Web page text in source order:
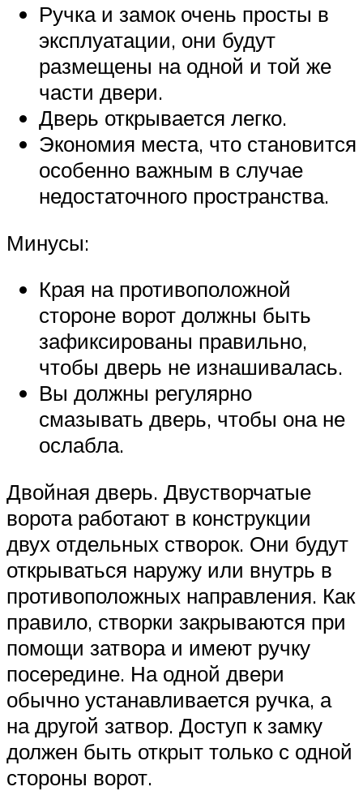
Ручка и замок очень просты в
эксплуатации, они будут
размещены на одной и той же
части двери.
Дверь открывается легко.
Экономия места, что становится
особенно важным в случае
недостаточного пространства.
Минусы:
Края на противоположной
стороне ворот должны быть
зафиксированы правильно,
чтобы дверь не изнашивалась.
Вы должны регулярно
смазывать дверь, чтобы она не
ослабла.
Двойная дверь. Двустворчатые
ворота работают в конструкции
двух отдельных створок. Они будут
открываться наружу или внутрь в
противоположных направления. Как
правило, створки закрываются при
помощи затвора и имеют ручку
посередине. На одной двери
обычно устанавливается ручка, а
на другой затвор. Доступ к замку
должен быть открыт только с одной
стороны ворот.